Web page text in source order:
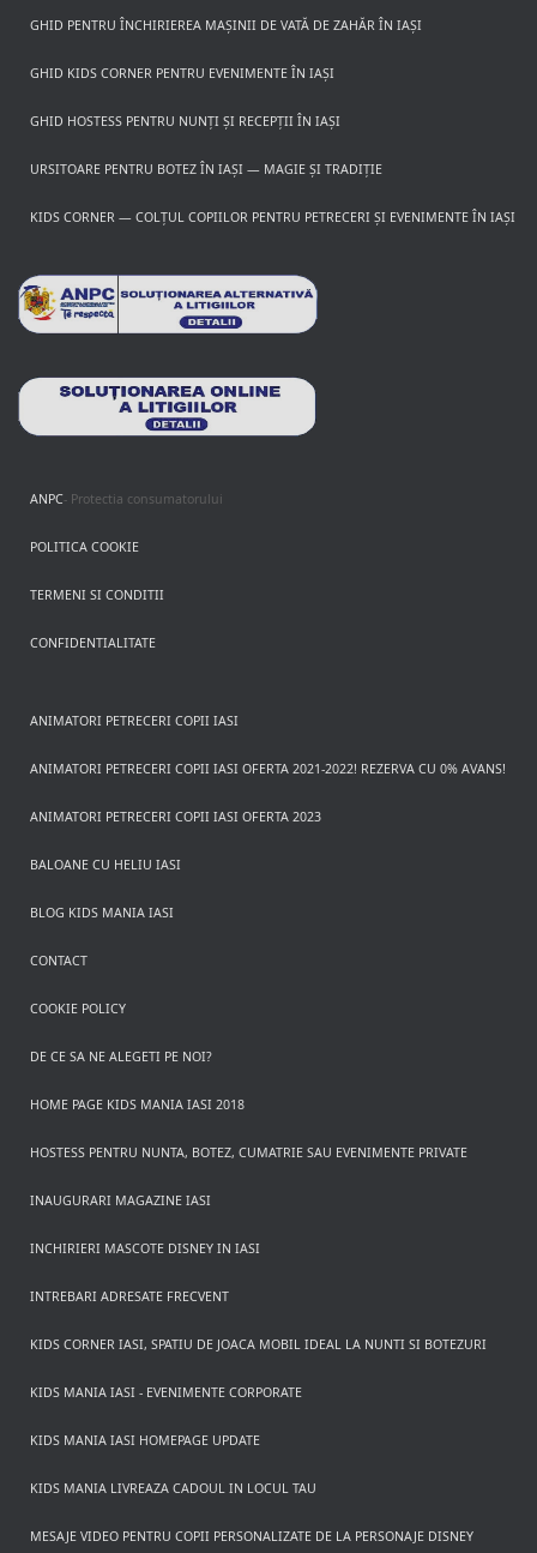
GHID PENTRU ÎNCHIRIEREA MAȘINII DE VATĂ DE ZAHĂR ÎN IAȘI
GHID KIDS CORNER PENTRU EVENIMENTE ÎN IAȘI
GHID HOSTESS PENTRU NUNȚI ȘI RECEPȚII ÎN IAȘI
URSITOARE PENTRU BOTEZ ÎN IAȘI — MAGIE ȘI TRADIȚIE
KIDS CORNER — COLȚUL COPIILOR PENTRU PETRECERI ȘI EVENIMENTE ÎN IAȘI
ANPC- Protectia consumatorului
POLITICA COOKIE
TERMENI SI CONDITII
CONFIDENTIALITATE
ANIMATORI PETRECERI COPII IASI
ANIMATORI PETRECERI COPII IASI OFERTA 2021-2022! REZERVA CU 0% AVANS!
ANIMATORI PETRECERI COPII IASI OFERTA 2023
BALOANE CU HELIU IASI
BLOG KIDS MANIA IASI
CONTACT
COOKIE POLICY
DE CE SA NE ALEGETI PE NOI?
HOME PAGE KIDS MANIA IASI 2018
HOSTESS PENTRU NUNTA, BOTEZ, CUMATRIE SAU EVENIMENTE PRIVATE
INAUGURARI MAGAZINE IASI
INCHIRIERI MASCOTE DISNEY IN IASI
INTREBARI ADRESATE FRECVENT
KIDS CORNER IASI, SPATIU DE JOACA MOBIL IDEAL LA NUNTI SI BOTEZURI
KIDS MANIA IASI - EVENIMENTE CORPORATE
KIDS MANIA IASI HOMEPAGE UPDATE
KIDS MANIA LIVREAZA CADOUL IN LOCUL TAU
MESAJE VIDEO PENTRU COPII PERSONALIZATE DE LA PERSONAJE DISNEY